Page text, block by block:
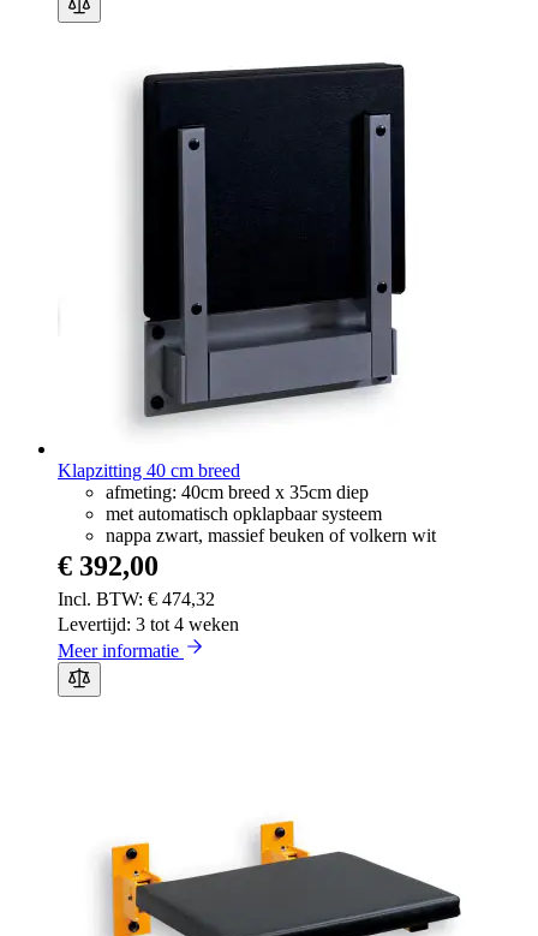
Klapzitting 40 cm breed
afmeting: 40cm breed x 35cm diep
met automatisch opklapbaar systeem
nappa zwart, massief beuken of volkern wit
€ 474,32
€ 392,00
Levertijd: 3 tot 4 weken
Meer informatie